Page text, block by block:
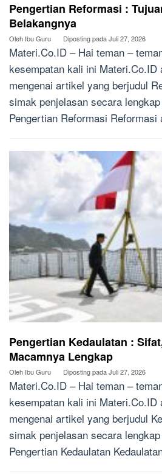
Pengertian Reformasi :
Belakangnya
Oleh Ibu Guru Diposting padaJuli 27, 2026
Materi.Co.ID – Hai teman –
kesempatan kali ini Materi.Co.ID
mengenai artikel yang berjudul
simak penjelasan secara
Pengertian Reformasi
Pengertian Kedaulatan :
Macamnya Lengkap
Oleh Ibu Guru Diposting padaJuli 27, 2026
Materi.Co.ID – Hai teman –
kesempatan kali ini Materi.Co.ID
mengenai artikel yang berjudul
simak penjelasan secara
Pengertian Kedaulatan